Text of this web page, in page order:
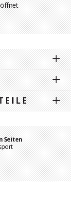
Seiten